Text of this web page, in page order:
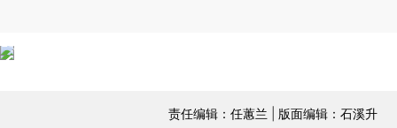
责任编辑：任蕙兰 | 版面编辑：石溪升